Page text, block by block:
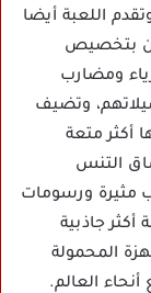
اللعبة أيضا
بتخصيص
ومضارب
وتضيف
أكثر متعة
التنس
مثيرة ورسومات
جاذبية
المحمولة
العالم.